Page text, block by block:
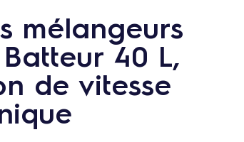
mélangeurs
40 L,
de vitesse